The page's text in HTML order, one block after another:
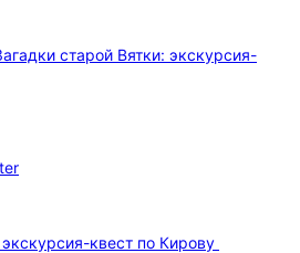
квест по Кирову